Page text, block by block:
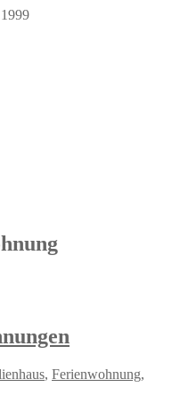
, Ferienwohnung,